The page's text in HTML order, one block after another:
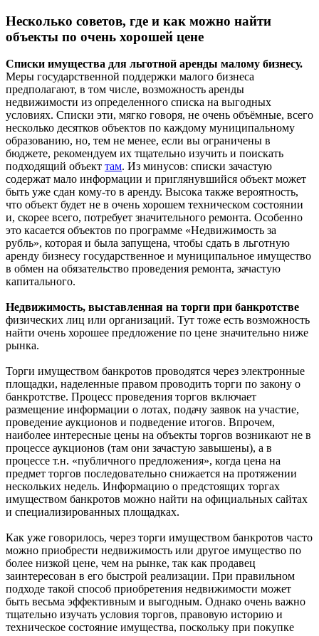
Несколько советов, где и как можно найти
объекты по очень хорошей цене
Списки имущества для льготной аренды малому бизнесу.
Меры государственной поддержки малого бизнеса
предполагают, в том числе, возможность аренды
недвижимости из определенного списка на выгодных
условиях. Списки эти, мягко говоря, не очень объёмные, всего
несколько десятков объектов по каждому муниципальному
образованию, но, тем не менее, если вы ограничены в
бюджете, рекомендуем их тщательно изучить и поискать
подходящий объект там. Из минусов: списки зачастую
содержат мало информации и приглянувшийся объект может
быть уже сдан кому-то в аренду. Высока также вероятность,
что объект будет не в очень хорошем техническом состоянии
и, скорее всего, потребует значительного ремонта. Особенно
это касается объектов по программе «Недвижимость за
рубль», которая и была запущена, чтобы сдать в льготную
аренду бизнесу государственное и муниципальное имущество
в обмен на обязательство проведения ремонта, зачастую
капитального.
Недвижимость, выставленная на торги при банкротстве
физических лиц или организаций. Тут тоже есть возможность
найти очень хорошее предложение по цене значительно ниже
рынка.
Торги имуществом банкротов проводятся через электронные
площадки, наделенные правом проводить торги по закону о
банкротстве. Процесс проведения торгов включает
размещение информации о лотах, подачу заявок на участие,
проведение аукционов и подведение итогов. Впрочем,
наиболее интересные цены на объекты торгов возникают не в
процессе аукционов (там они зачастую завышены), а в
процессе т.н. «публичного предложения», когда цена на
предмет торгов последовательно снижается на протяжении
нескольких недель. Информацию о предстоящих торгах
имуществом банкротов можно найти на официальных сайтах
и специализированных площадках.
Как уже говорилось, через торги имуществом банкротов часто
можно приобрести недвижимость или другое имущество по
более низкой цене, чем на рынке, так как продавец
заинтересован в его быстрой реализации. При правильном
подходе такой способ приобретения недвижимости может
быть весьма эффективным и выгодным. Однако очень важно
тщательно изучать условия торгов, правовую историю и
техническое состояние имущества, поскольку при покупке